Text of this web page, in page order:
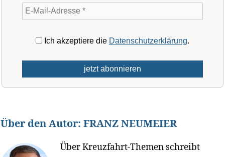
Ich akzeptiere die Datenschutzerklärung.
Über den Autor: FRANZ NEUMEIER
Über Kreuzfahrt-Themen schreibt